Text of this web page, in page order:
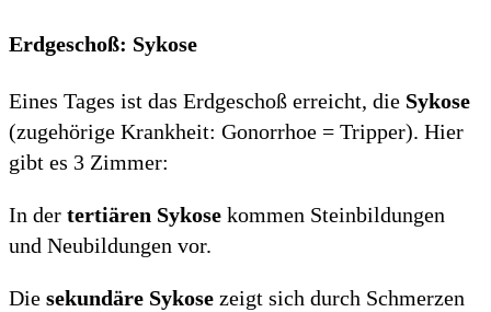
Erdgeschoß: Sykose
Eines Tages ist das Erdgeschoß erreicht, die Sykose
(zugehörige Krankheit: Gonorrhoe = Tripper). Hier
gibt es 3 Zimmer:
In der tertiären Sykose kommen Steinbildungen
und Neubildungen vor.
Die sekundäre Sykose zeigt sich durch Schmerzen